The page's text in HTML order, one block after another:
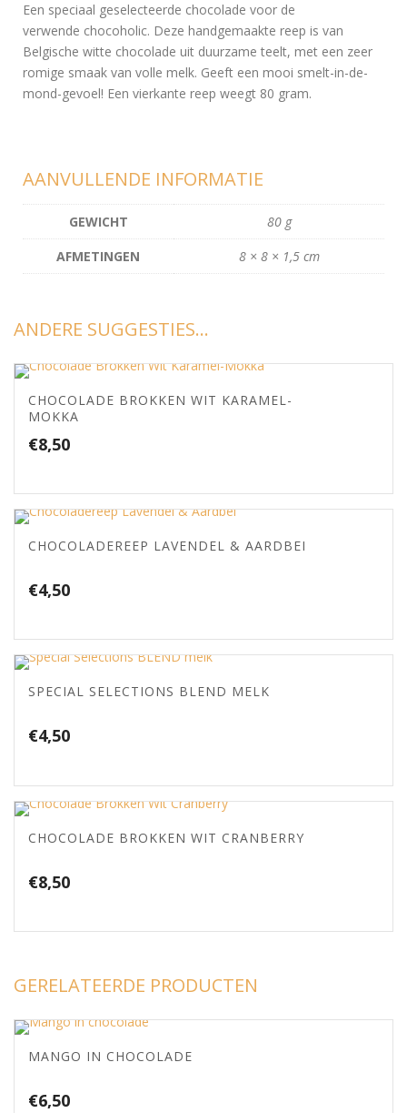
Een speciaal geselecteerde chocolade voor de
verwende chocoholic. Deze handgemaakte reep is van
Belgische witte chocolade uit duurzame teelt, met een zeer
romige smaak van volle melk. Geeft een mooi smelt-in-de-
mond-gevoel! Een vierkante reep weegt 80 gram.
AANVULLENDE INFORMATIE
GEWICHT
80 g
AFMETINGEN
8 × 8 × 1,5 cm
ANDERE SUGGESTIES…
CHOCOLADE BROKKEN WIT KARAMEL-
MOKKA
€8,50
CHOCOLADEREEP LAVENDEL & AARDBEI
€4,50
SPECIAL SELECTIONS BLEND MELK
€4,50
CHOCOLADE BROKKEN WIT CRANBERRY
€8,50
GERELATEERDE PRODUCTEN
MANGO IN CHOCOLADE
€6,50